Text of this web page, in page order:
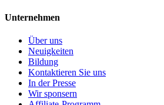
Unternehmen
Über uns
Neuigkeiten
Bildung
Kontaktieren Sie uns
In der Presse
Wir sponsern